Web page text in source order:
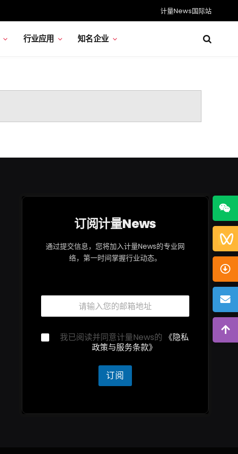
计量News国际站
行业应用 知名企业
订阅计量News
通过提交信息，您将加入计量News的专业网
络，第一时间掌握行业动态。
箱
邮
*
邮
*
隐
我已阅读并同意计量News的 《隐私
政策与服务条款》
订阅